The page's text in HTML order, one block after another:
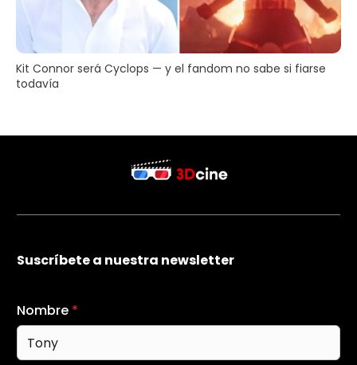
Kit Connor será Cyclops — y el fandom no sabe si fiarse
todavía
Suscríbete a nuestra newsletter
Nombre *